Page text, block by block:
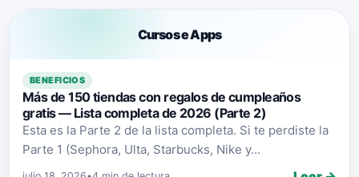
Cursos e Apps
BENEFICIOS
Más de 150 tiendas con regalos de cumpleaños
gratis — Lista completa de 2026 (Parte 2)
Esta es la Parte 2 de la lista completa. Si te perdiste la
Parte 1 (Sephora, Ulta, Starbucks, Nike y...